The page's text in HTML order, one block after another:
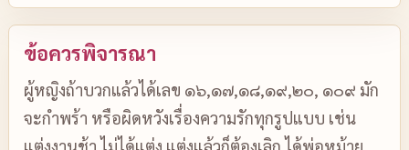
ข้อควรพิจารณา
ผู้หญิงถ้าบวกแล้วได้เลข ๑๖,๑๗,๑๘,๑๙,๒๐, ๑๐๙ มัก
จะกำพร้า หรือผิดหวังเรื่องความรักทุกรูปแบบ เช่น